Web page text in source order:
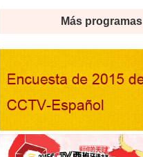
Más programas